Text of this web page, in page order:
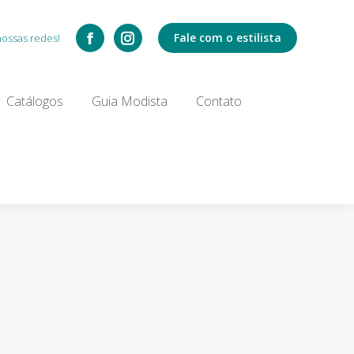
redes! Fale com o estilista
Catálogos Guia Modista Contato
Search: